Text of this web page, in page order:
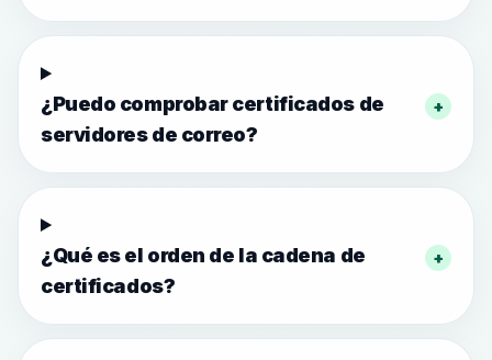
¿Puedo comprobar certificados de
servidores de correo?
+
¿Qué es el orden de la cadena de
certificados?
+